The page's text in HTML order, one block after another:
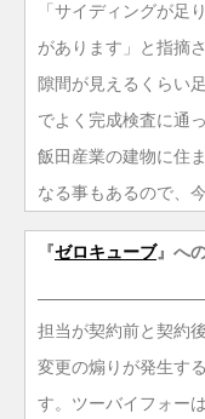
「サイディングが足
があります」と指摘
隙間が見えるくらい
でよく完成検査に通
飯田産業の建物に住
なる事もあるので、
『ゼロキューブ』へ
担当が契約前と契約
変更の煽りが発生す
す。ツーバイフォー